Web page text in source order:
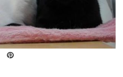
Pinterest